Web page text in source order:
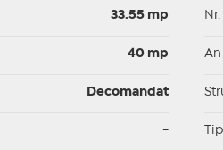
33.55 mp
40 mp
Decomandat
-